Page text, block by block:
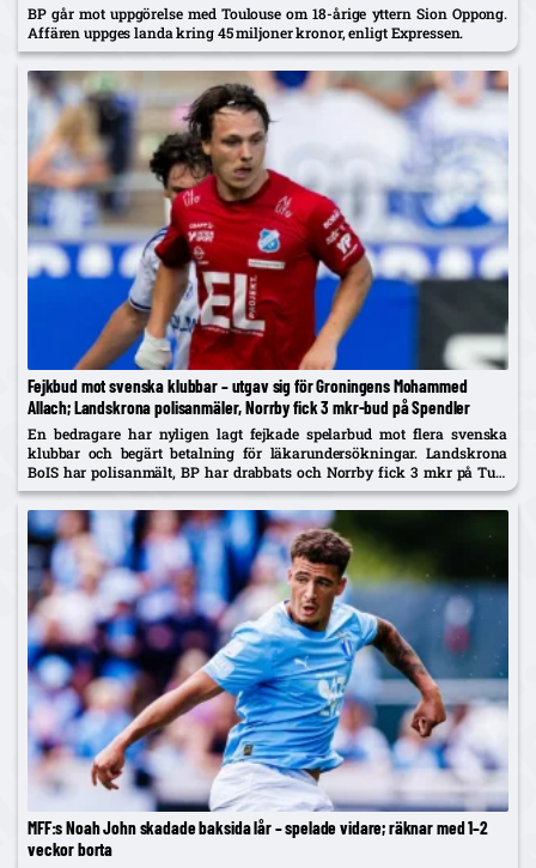
BP går mot uppgörelse med Toulouse om 18-årige yttern Sion Oppong.
Affären uppges landa kring 45 miljoner kronor, enligt Expressen.
Fejkbud mot svenska klubbar – utgav sig för Groningens Mohammed
Allach; Landskrona polisanmäler, Norrby fick 3 mkr-bud på Spendler
En bedragare har nyligen lagt fejkade spelarbud mot flera svenska
klubbar och begärt betalning för läkarundersökningar. Landskrona
BoIS har polisanmält, BP har drabbats och Norrby fick 3 mkr på Ture
Spendler innan bluffen avslöjades.
MFF:s Noah John skadade baksida lår – spelade vidare; räknar med 1–2
veckor borta